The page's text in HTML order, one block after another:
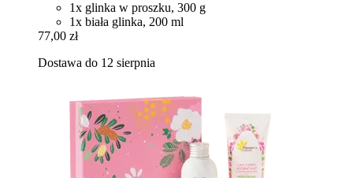
1x glinka w proszku, 300 g
1x biała glinka, 200 ml
77,00 zł
Dostawa do 12 sierpnia